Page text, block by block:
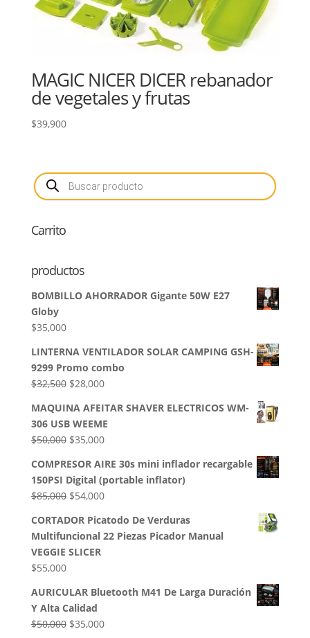
MAGIC NICER DICER rebanador
de vegetales y frutas
$39,900
Búsqueda
de
productos
Carrito
productos
BOMBILLO AHORRADOR Gigante 50W E27
Globy
$35,000
LINTERNA VENTILADOR SOLAR CAMPING GSH-
9299 Promo combo
$32,500 El
original
era:
$32,500.
$28,000El
actual
es:
$28,000.
MAQUINA AFEITAR SHAVER ELECTRICOS WM-
306 USB WEEME
$50,000 El
original
era:
$50,000.
$35,000El
actual
es:
$35,000.
COMPRESOR AIRE 30s mini inflador recargable
150PSI Digital (portable inflator)
$85,000 El
original
era:
$85,000.
$54,000El
actual
es:
CORTADOR Picatodo De Verduras
Multifuncional 22 Piezas Picador Manual
VEGGIE SLICER
$55,000
AURICULAR Bluetooth M41 De Larga Duración
Y Alta Calidad
$50,000 El
$35,000El